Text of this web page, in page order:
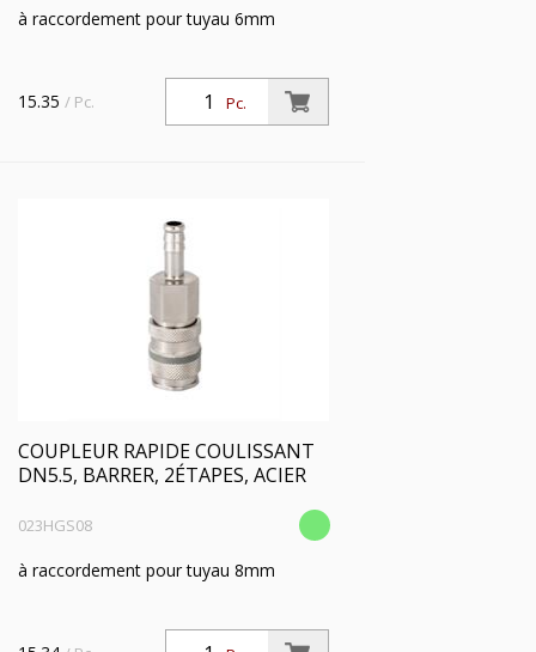
à raccordement pour tuyau 6mm
Pc.
15.35 / Pc.
COUPLEUR RAPIDE COULISSANT
DN5.5, BARRER, 2ÉTAPES, ACIER
023HGS08
à raccordement pour tuyau 8mm